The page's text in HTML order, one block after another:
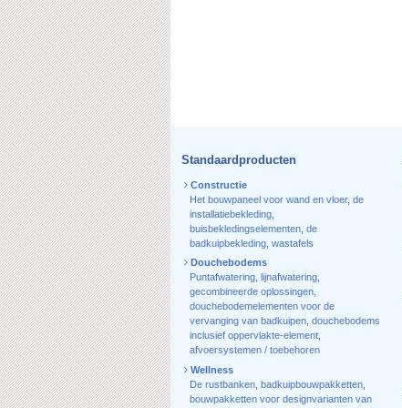
Standaardproducten
Constructie
Het bouwpaneel voor wand en vloer, de
installatiebekleding
buisbekledingselementen de
badkuipbekleding wastafels
Douchebodems
Puntafwatering lijnafwatering
gecombineerde oplossingen
douchebodemelementen voor de
vervanging van badkuipen douchebodems
inclusief oppervlakte-element
afvoersystemen / toebehoren
Wellness
De rustbanken badkuipbouwpakketten
bouwpakketten voor designvarianten van